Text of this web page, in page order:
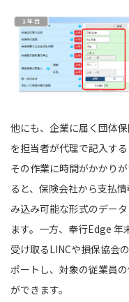
他にも、企業に届く団体
を担当者が代理で記入す
その作業に時間がかかり
ると、保険会社から支払
み込み可能な形式のデー
ます。一方、奉行Edge 年
受け取るLINCや損保協会
ポートし、対象の従業員
ができます。